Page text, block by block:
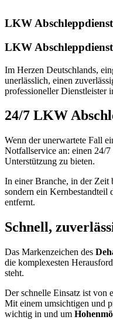
LKW
LKW
Im Herzen Deutschlands,
unerlässlich, einen
professioneller Dienstleister
24/7 LKW
Wenn der unerwartete Fall
Notfallservice an: einen 24/
Unterstützung zu bieten.
In einer Branche, in der Zeit
sondern ein Kernbestandteil
entfernt.
Schnell,
Das Markenzeichen des
die komplexesten
steht.
Der schnelle Einsatz ist von
Mit einem umsichtigen und
wichtig in und um